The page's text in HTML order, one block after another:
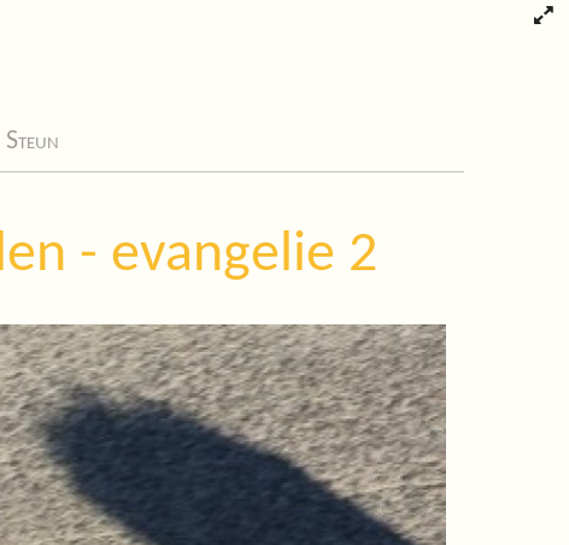
Steun
- evangelie 2